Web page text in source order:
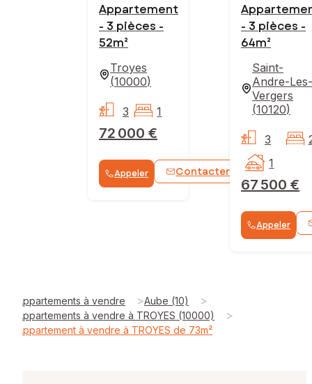
Appartement
- 3 pièces -
52m²
Troyes
(10000)
72 000 €
3 1
Appeler Contacter WhatsApp
- 3 pièces -
64m²
Saint-
Andre-Les-
Vergers
(10120)
67 500 €
3
1
Appeler
Appartements à vendre >Aube (10) >
Appartements à vendre à TROYES (10000) >
Appartement à vendre à TROYES de 73m²